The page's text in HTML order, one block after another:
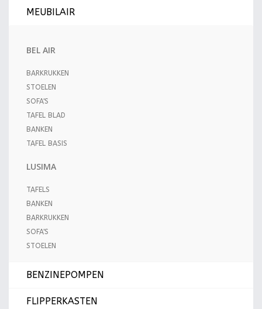
MEUBILAIR
BEL AIR
BARKRUKKEN
STOELEN
SOFA'S
TAFEL BLAD
BANKEN
TAFEL BASIS
LUSIMA
TAFELS
BANKEN
BARKRUKKEN
SOFA'S
STOELEN
BENZINEPOMPEN
FLIPPERKASTEN